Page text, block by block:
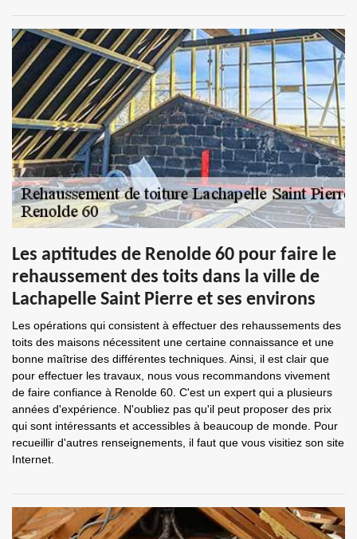
Les aptitudes de Renolde 60 pour faire le
rehaussement des toits dans la ville de
Lachapelle Saint Pierre et ses environs
Les opérations qui consistent à effectuer des rehaussements des
toits des maisons nécessitent une certaine connaissance et une
bonne maîtrise des différentes techniques. Ainsi, il est clair que
pour effectuer les travaux, nous vous recommandons vivement
de faire confiance à Renolde 60. C'est un expert qui a plusieurs
années d'expérience. N'oubliez pas qu'il peut proposer des prix
qui sont intéressants et accessibles à beaucoup de monde. Pour
recueillir d'autres renseignements, il faut que vous visitiez son site
Internet.